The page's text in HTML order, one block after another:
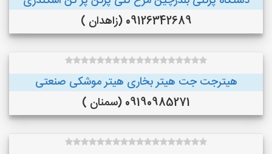
09126342689 (زاهدان )
هیترجت جت هیتر بخاری هیتر موشکی صنعتی
09190985271 (سمنان )